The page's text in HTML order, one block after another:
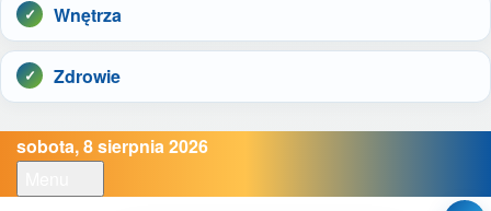
Wnętrza
Zdrowie
sobota, 8 sierpnia 2026